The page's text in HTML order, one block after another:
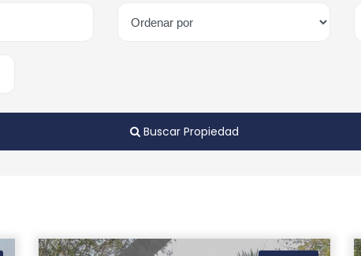
Buscar Propiedad